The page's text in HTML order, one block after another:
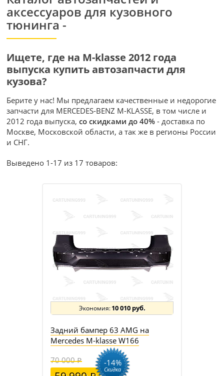
аксессуаров для кузовного
тюнинга -
Ищете, где на M-klasse 2012 года
выпуска купить автозапчасти для
кузова?
Берите у нас! Мы предлагаем качественные и недорогие
запчасти для MERCEDES-BENZ M-KLASSE, в том числе и
2012 года выпуска,со скидками до 40% - доставка по
Москве, Московской области, а так же в регионы России
и СНГ.
Выведено 1-17 из 17 товаров:
10 010 руб.
Задний бампер 63 AMG на
Mercedes M-klasse W166
70 000
-14%
Скидка